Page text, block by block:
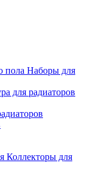
Наборы для
для радиаторов
Коллекторы для